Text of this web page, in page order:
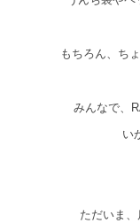
もちろん、ち
みんなで、
い
ただいま